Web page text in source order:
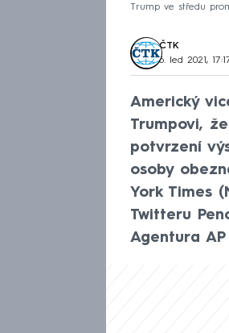
Trump ve středu
ČTK
6. led 2021,
Americký
Trumpovi,
potvrzení
osoby
York Times
Twitteru
Agentura